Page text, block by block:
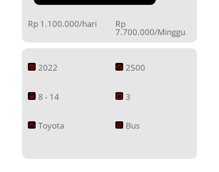
Rp 1.100.000/hari Rp
7.700.000/Minggu
2022 2500
8 - 14 3
Toyota Bus